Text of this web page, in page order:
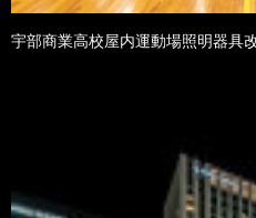
宇部商業高校屋内運動場照明器具